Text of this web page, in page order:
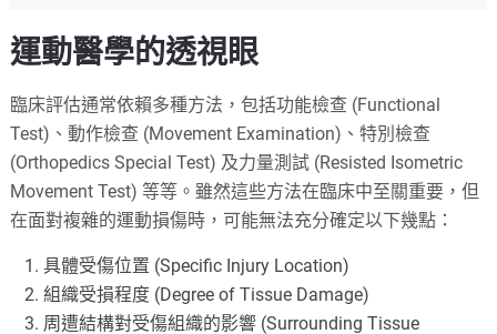
運動醫學的透視眼
臨床評估通常依賴多種方法，包括功能檢查 (Functional
Test)、動作檢查 (Movement Examination)、特別檢查
(Orthopedics Special Test) 及力量測試 (Resisted Isometric
Movement Test) 等等。雖然這些方法在臨床中至關重要，但
在面對複雜的運動損傷時，可能無法充分確定以下幾點：
具體受傷位置 (Specific Injury Location)
組織受損程度 (Degree of Tissue Damage)
周遭結構對受傷組織的影響 (Surrounding Tissue